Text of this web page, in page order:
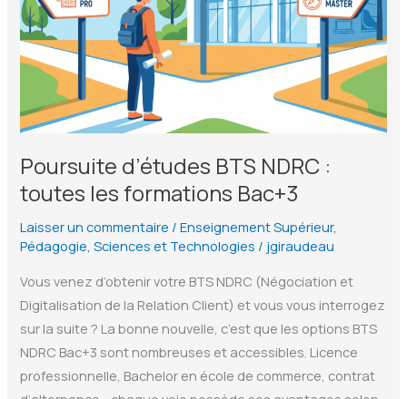
Poursuite d’études BTS NDRC :
toutes les formations Bac+3
Laisser un commentaire /Enseignement Supérieur,
Pédagogie,Sciences et Technologies / jgiraudeau
Vous venez d’obtenir votre BTS NDRC (Négociation et
Digitalisation de la Relation Client) et vous vous interrogez
sur la suite ? La bonne nouvelle, c’est que les options BTS
NDRC Bac+3 sont nombreuses et accessibles. Licence
professionnelle, Bachelor en école de commerce, contrat